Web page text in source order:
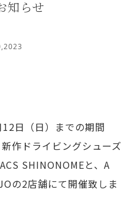
知らせ
日（日）までの期間
作ドライビングシューズ
SHINONOMEと、A
の2店舗にて開催致しま